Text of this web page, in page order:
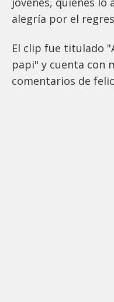
alegría por el
El clip fue titulado
papi" y cuenta con
comentarios de